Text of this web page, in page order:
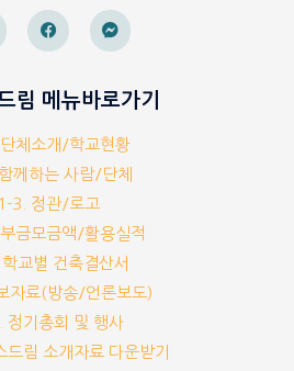
림 메뉴바로가기
체소개/학교현황
께하는 사람/단체
1-3. 정관/로고
금모금액/활용실적
교별 건축결산서
자료(방송/언론보도)
정기총회 및 행사
드림 소개자료 다운받기